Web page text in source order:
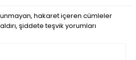
hakaret içeren cümleler
şiddete teşvik yorumları